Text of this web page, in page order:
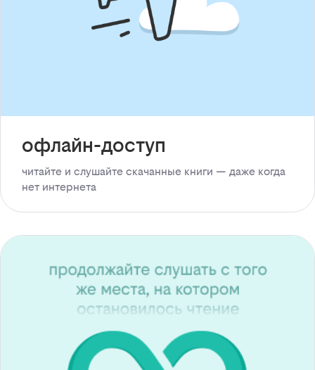
офлайн-доступ
читайте и слушайте скачанные книги — даже когда
нет интернета